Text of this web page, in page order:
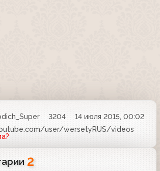
3204
14 июля 2015, 00:02
user/wersetyRUS/videos
2